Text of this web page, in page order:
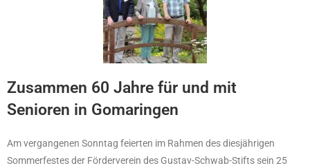
Zusammen 60 Jahre für und mit
Senioren in Gomaringen
Am vergangenen Sonntag feierten im Rahmen des diesjährigen
Sommerfestes der Förderverein des Gustav-Schwab-Stifts sein 25